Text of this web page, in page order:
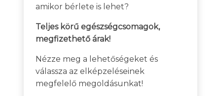
amikor bérlete is lehet?
Teljes körű egészségcsomagok,
megfizethető árak!
Nézze meg a lehetőségeket és
válassza az elképzeléseinek
megfelelő megoldásunkat!